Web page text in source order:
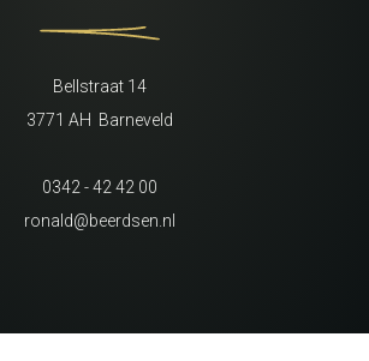
Bellstraat 14
3771 AH Barneveld
0342 - 42 42 00
ronald@beerdsen.nl